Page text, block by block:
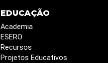
EDUCAÇÃO
Academia
ESERO
Recursos
Projetos Educativos